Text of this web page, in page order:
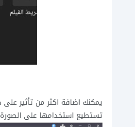
يمكنك اضافة اكثر من تأثير
تستطيع استخدامها على الصورة